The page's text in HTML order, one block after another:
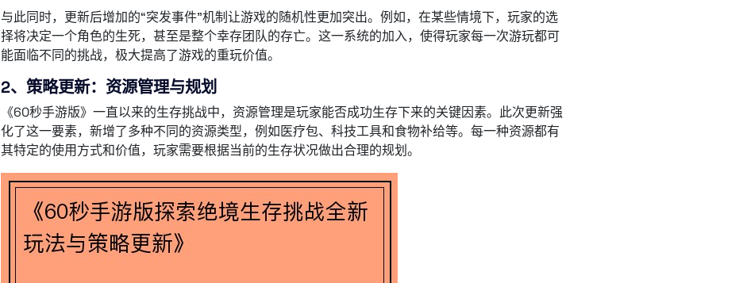
与此同时，更新后增加的“突发事件”机制让游戏的随机性更加突出。例如，在某些情境下，玩家的选
择将决定一个角色的生死，甚至是整个幸存团队的存亡。这一系统的加入，使得玩家每一次游玩都可
能面临不同的挑战，极大提高了游戏的重玩价值。
2、策略更新：资源管理与规划
《60秒手游版》一直以来的生存挑战中，资源管理是玩家能否成功生存下来的关键因素。此次更新强
化了这一要素，新增了多种不同的资源类型，例如医疗包、科技工具和食物补给等。每一种资源都有
其特定的使用方式和价值，玩家需要根据当前的生存状况做出合理的规划。